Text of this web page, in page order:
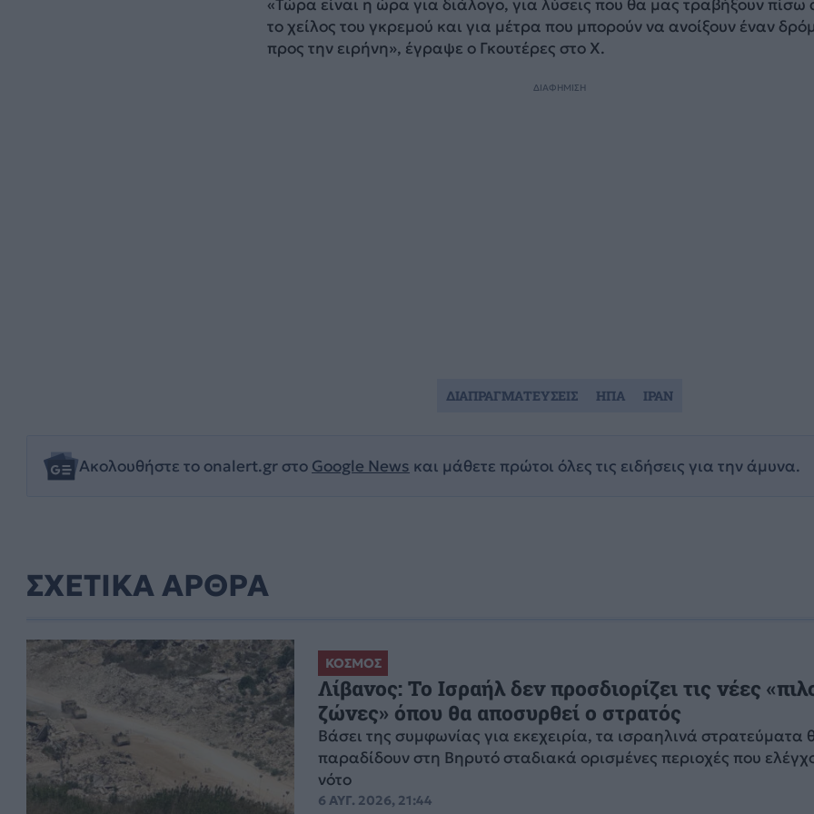
«Τώρα είναι η ώρα για διάλογο, για λύσεις που θα μας τραβήξουν πίσω
το χείλος του γκρεμού και για μέτρα που μπορούν να ανοίξουν έναν
προς την ειρήνη», έγραψε ο Γκουτέρες στο X.
ΔΙΑΦΗΜΙΣΗ
Ακολουθήστε το onalert.gr στο Google News και μάθετε πρώτοι όλες τις ειδήσεις για την άμυνα.
ΔΙΑΠΡΑΓΜΑΤΕΥΣΕΙΣ ΗΠΑ ΙΡΑΝ
ΣΧΕΤΙΚΑ ΑΡΘΡΑ
ΚΟΣΜΟΣ
Λίβανος: Το Ισραήλ δεν προσδιορίζει τις νέες
ζώνες» όπου θα αποσυρθεί ο στρατός
Βάσει της συμφωνίας για εκεχειρία, τα ισραηλινά στρατεύματα
παραδίδουν στη Βηρυτό σταδιακά ορισμένες περιοχές που
νότο
6 ΑΥΓ. 2026, 21:44